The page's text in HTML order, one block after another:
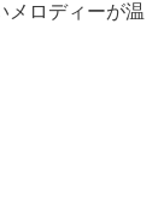
メロディーが温